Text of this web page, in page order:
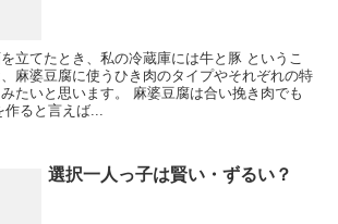
立てたとき、私の冷蔵庫には牛と豚 というこ
麻婆豆腐に使うひき肉のタイプやそれぞれの特
たいと思います。 麻婆豆腐は合い挽き肉でも
ると言えば...
選択一人っ子は賢い・ずるい？